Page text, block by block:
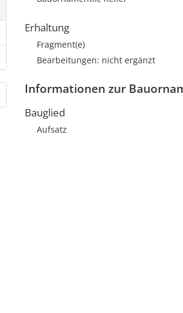
Erhaltung
Fragment(e)
Bearbeitungen: nicht ergänzt
Informationen zur
Bauglied
Aufsatz